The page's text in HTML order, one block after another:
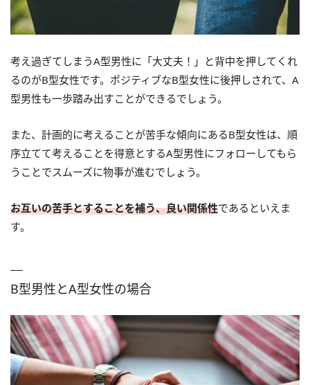
考え過ぎてしまうA型男性に「大丈夫！」と背中を押してくれ
るのがB型女性です。ポジティブなB型女性に後押しされて、A
型男性も一歩踏み出すことができるでしょう。
また、計画的に考えることが苦手な傾向にあるB型女性は、順
序立てて考えることを得意とするA型男性にフォローしてもら
うことでスムーズに物事が進むでしょう。
お互いの苦手とすることを補う、良い関係性であるといえま
す。
B型男性とA型女性の場合